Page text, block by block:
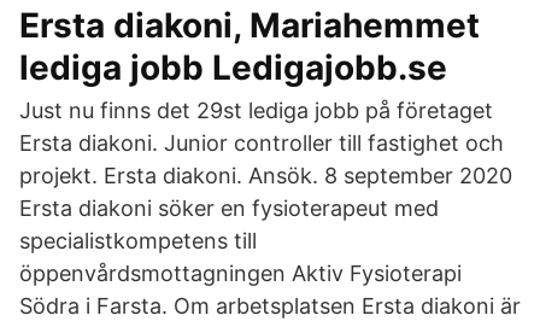
Ersta diakoni, Mariahemmet
lediga jobb Ledigajobb.se
Just nu finns det 29st lediga jobb på företaget
Ersta diakoni. Junior controller till fastighet och
projekt. Ersta diakoni. Ansök. 8 september 2020
Ersta diakoni söker en fysioterapeut med
specialistkompetens till
öppenvårdsmottagningen Aktiv Fysioterapi
Södra i Farsta. Om arbetsplatsen Ersta diakoni är